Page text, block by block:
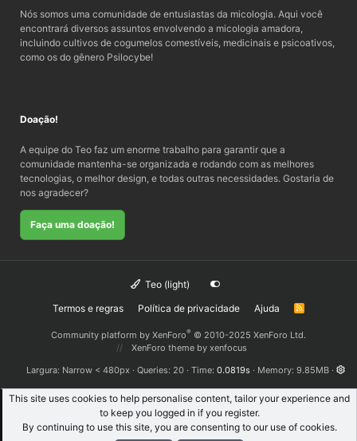
Nós somos uma comunidade de entusiastas da micologia. Aqui você
encontrará diversos assuntos envolvendo a micologia amadora,
incluindo cultivos de cogumelos comestíveis, medicinais e psicoativos,
como os do gênero Psilocybe!
Doação!
A equipe do Teo faz um enorme trabalho para garantir que a
comunidade mantenha-se organizada e rodando com as melhores
tecnologias, o melhor design, e todas outras necessidades. Gostaria de
nos agradecer?
Faça uma doação!
Teo (light)
Termos e regras
Política de privacidade Ajuda
R
Community platform by XenForo® © 2010-2025 XenForo Ltd.
XenForo theme by xenfocus
Largura
Queries 20 Time 0.0819s Memory 9.85MB
This site uses cookies to help personalise content, tailor your experience and
to keep you logged in if you register.
By continuing to use this site, you are consenting to our use of cookies.